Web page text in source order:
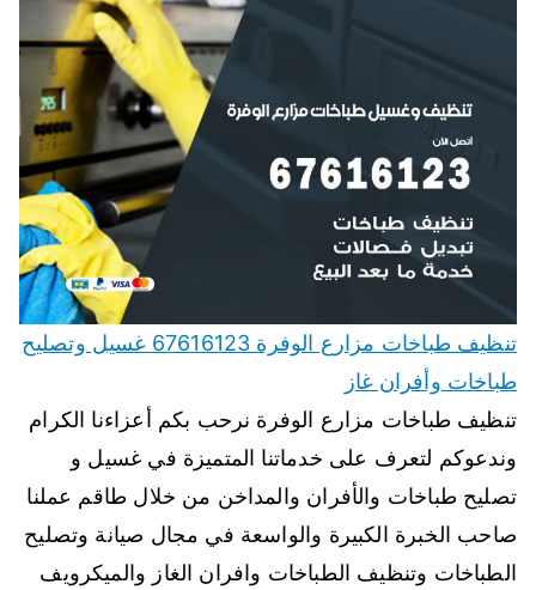
تنظيف طباخات مزارع الوفرة 67616123 غسيل وتصليح
طباخات وأفران غاز
تنظيف طباخات مزارع الوفرة نرحب بكم أعزاءنا الكرام
وندعوكم لتعرف على خدماتنا المتميزة في غسيل و
تصليح طباخات والأفران والمداخن من خلال طاقم عملنا
صاحب الخبرة الكبيرة والواسعة في مجال صيانة وتصليح
الطباخات وتنظيف الطباخات وافران الغاز والميكرويف